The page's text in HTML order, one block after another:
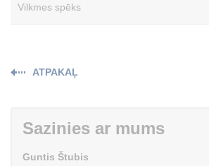
Vilkmes spēks
ATPAKAĻ
Sazinies ar mums
Guntis Štubis